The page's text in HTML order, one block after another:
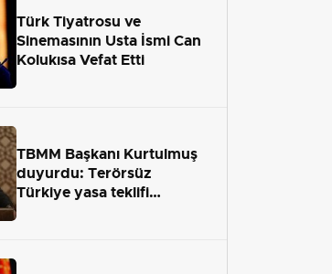
Türk Tiyatrosu ve
Sinemasının Usta İsmi Can
Kolukısa Vefat Etti
TBMM Başkanı Kurtulmuş
duyurdu: Terörsüz
Türkiye yasa teklifi